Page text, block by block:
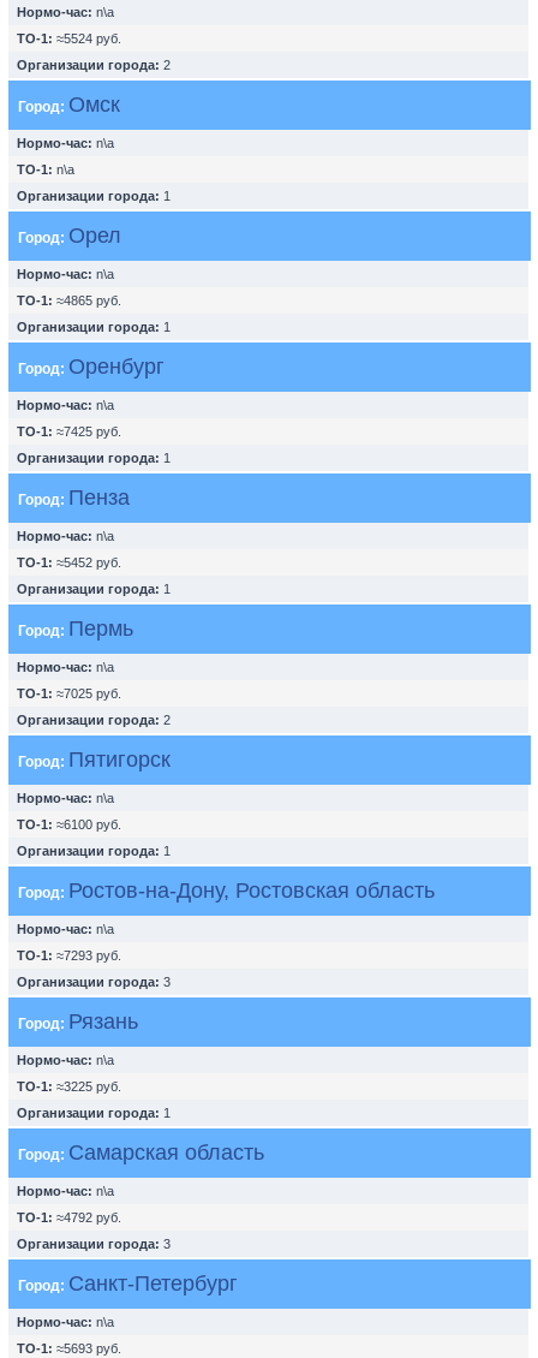
Нормо-час: n\a
ТО-1: ≈5524 руб.
Организации города: 2
Город: Омск
Нормо-час: n\a
ТО-1: n\a
Организации города: 1
Город: Орел
Нормо-час: n\a
ТО-1: ≈4865 руб.
Организации города: 1
Город: Оренбург
Нормо-час: n\a
ТО-1: ≈7425 руб.
Организации города: 1
Город: Пенза
Нормо-час: n\a
ТО-1: ≈5452 руб.
Организации города: 1
Город: Пермь
Нормо-час: n\a
ТО-1: ≈7025 руб.
Организации города: 2
Город: Пятигорск
Нормо-час: n\a
ТО-1: ≈6100 руб.
Организации города: 1
Город: Ростов-на-Дону, Ростовская область
Нормо-час: n\a
ТО-1: ≈7293 руб.
Организации города: 3
Город: Рязань
Нормо-час: n\a
ТО-1: ≈3225 руб.
Организации города: 1
Город: Самарская область
Нормо-час: n\a
ТО-1: ≈4792 руб.
Организации города: 3
Город: Санкт-Петербург
Нормо-час: n\a
ТО-1: ≈5693 руб.